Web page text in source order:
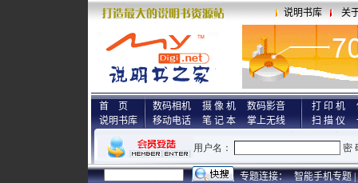
说明书库 关
首 页
说明书库
数码相机 摄 像 机
数码影音
移动电话
笔 记 本 掌上无线
打 印 机
扫 描 仪
专题连接： 智能手机专题 |